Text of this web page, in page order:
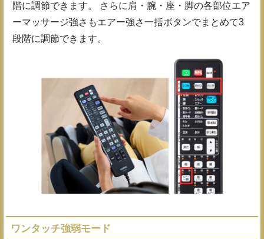
階に調節できます。 さらに肩・腕・座・脚の各部位エア
ーマッサージ強さもエアー強さ一括ボタンでまとめて3
段階に調節できます。
ワンタッチ強弱モード